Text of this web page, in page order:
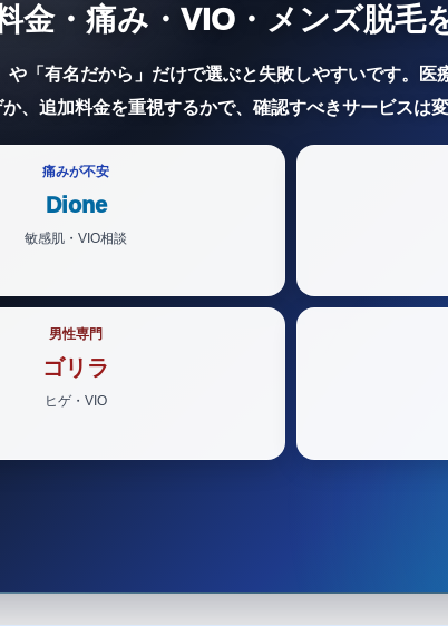
金・痛み・VIO・メンズ脱毛
や「有名だから」だけで選ぶと失敗しやすいです。医
、追加料金を重視するかで、確認すべきサービスは変
痛みが不安
Dione
敏感肌・VIO相談
男性専門
ゴリラ
ヒゲ・VIO